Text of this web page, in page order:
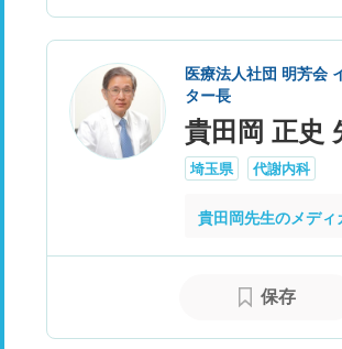
医療法人社団 明芳会
ター長
貴田岡 正史
埼玉県 代謝内科
貴田岡先生のメデ
保存